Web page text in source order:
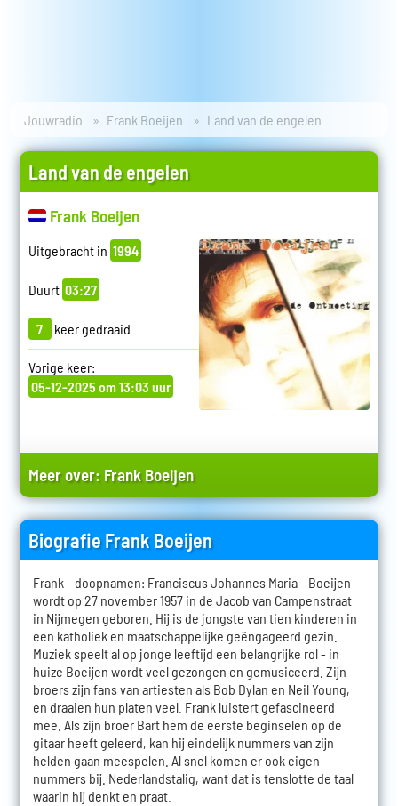
Jouwradio Frank Boeijen Land van de engelen
Land van de engelen
Frank Boeijen
Uitgebracht in 1994
Duurt 03:27
7 keer gedraaid
Vorige keer:
05-12-2025 om 13:03 uur
Meer over: Frank Boeijen
Biografie Frank Boeijen
Frank - doopnamen: Franciscus Johannes Maria - Boeijen
wordt op 27 november 1957 in de Jacob van Campenstraat
in Nijmegen geboren. Hij is de jongste van tien kinderen in
een katholiek en maatschappelijke geëngageerd gezin.
Muziek speelt al op jonge leeftijd een belangrijke rol - in
huize Boeijen wordt veel gezongen en gemusiceerd. Zijn
broers zijn fans van artiesten als Bob Dylan en Neil Young,
en draaien hun platen veel. Frank luistert gefascineerd
mee. Als zijn broer Bart hem de eerste beginselen op de
gitaar heeft geleerd, kan hij eindelijk nummers van zijn
helden gaan meespelen. Al snel komen er ook eigen
nummers bij. Nederlandstalig, want dat is tenslotte de taal
waarin hij denkt en praat.